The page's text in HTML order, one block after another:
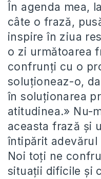
În agenda mea,
câte o frază,
inspire în ziua
o zi următoarea
confrunți cu o
soluționeaz-o,
în soluționarea
atitudinea.» Nu-
aceasta frază și
întipărit adevărul
Noi toți ne
situații dificile și